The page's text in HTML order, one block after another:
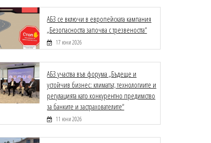
АБЗ се включи в европейската кампания
„Безопасността започва с трезвеността“
17 юни 2026
АБЗ участва във форума „Бъдеще и
устойчив бизнес: климатът, технологиите и
регулацията като конкурентно предимство
за банките и застрахователите“
11 юни 2026